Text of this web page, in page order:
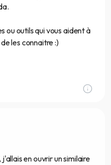
ou outils qui vous aident à
les connaitre :)
en ouvrir un similaire